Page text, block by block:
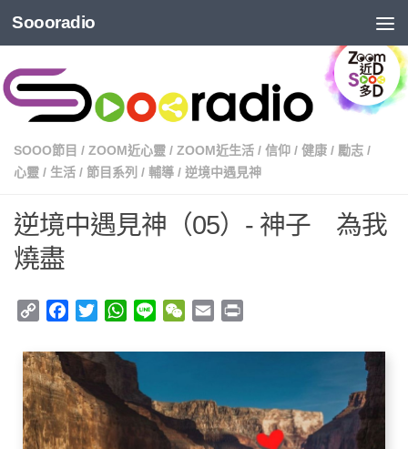
Soooradio
SOOO節目 / ZOOM近心靈 / ZOOM近生活 / 信仰 / 健康 / 勵志 /
心靈 / 生活 / 節目系列 / 輔導 / 逆境中遇見神
逆境中遇見神（05）- 神子 為我
燒盡
Copy
Facebook
TwitterWhatsApp
Line WeChat
Email